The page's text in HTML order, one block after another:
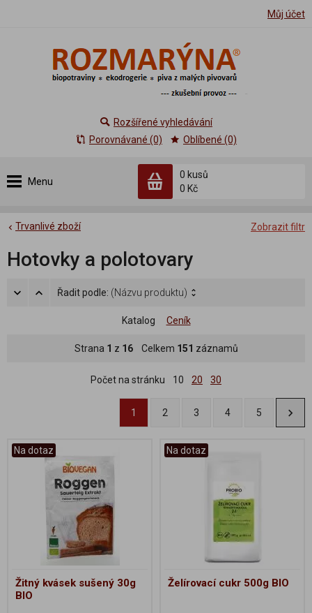
Můj účet
Menu
0 kusů
0 Kč
Rozšířené vyhledávání
Porovnávané (0)
Oblíbené (0)
Zobrazit filtr
Trvanlivé zboží
Hotovky a polotovary
Řadit podle: (Názvu produktu)
Katalog Ceník
Strana 1 z 16Celkem 151 záznamů
Počet na stránku 10 20 30
1 2 3 4 5
Na dotaz
Žitný kvásek sušený 30g
BIO
Na dotaz
Želírovací cukr 500g BIO